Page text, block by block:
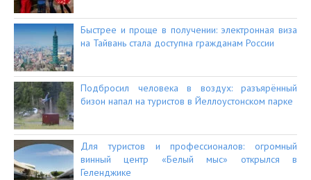
Быстрее и проще в получении: электронная виза
на Тайвань стала доступна гражданам России
Подбросил человека в воздух: разъярённый
бизон напал на туристов в Йеллоустонском парке
Для туристов и профессионалов: огромный
винный центр «Белый мыс» открылся в
Геленджике